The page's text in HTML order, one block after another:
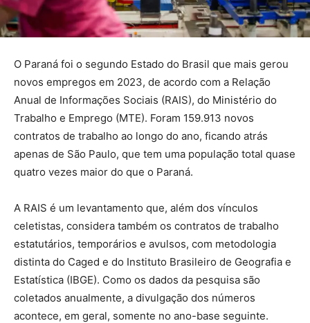
O Paraná foi o segundo Estado do Brasil que mais gerou
novos empregos em 2023, de acordo com a Relação
Anual de Informações Sociais (RAIS), do Ministério do
Trabalho e Emprego (MTE). Foram 159.913 novos
contratos de trabalho ao longo do ano, ficando atrás
apenas de São Paulo, que tem uma população total quase
quatro vezes maior do que o Paraná.
A RAIS é um levantamento que, além dos vínculos
celetistas, considera também os contratos de trabalho
estatutários, temporários e avulsos, com metodologia
distinta do Caged e do Instituto Brasileiro de Geografia e
Estatística (IBGE). Como os dados da pesquisa são
coletados anualmente, a divulgação dos números
acontece, em geral, somente no ano-base seguinte.